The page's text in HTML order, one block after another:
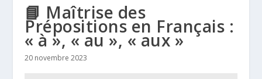
📘 Maîtrise des
Prépositions en Français :
« à », « au », « aux »
20 novembre 2023